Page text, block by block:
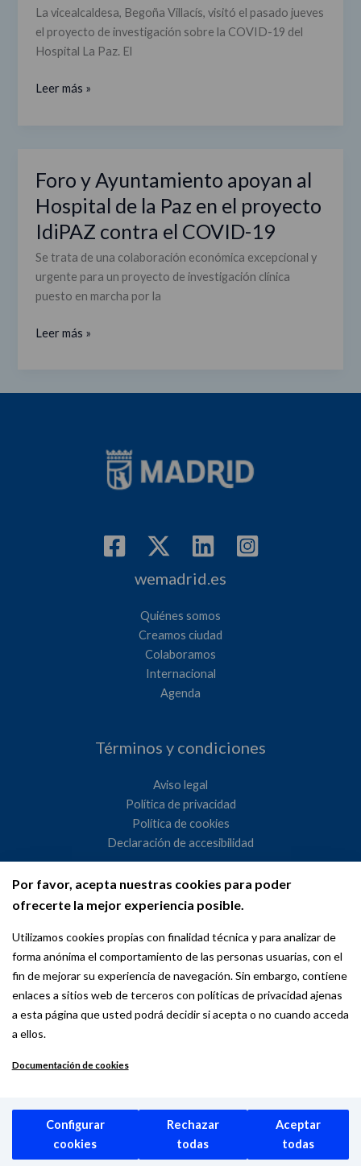
Por favor, acepta nuestras cookies para poder
ofrecerte la mejor experiencia posible.
Utilizamos cookies propias con finalidad técnica y para analizar de
forma anónima el comportamiento de las personas usuarias, con el
fin de mejorar su experiencia de navegación. Sin embargo, contiene
enlaces a sitios web de terceros con políticas de privacidad ajenas
a esta página que usted podrá decidir si acepta o no cuando acceda
a ellos.
Documentación de cookies
Configurar
cookies
Rechazar
todas
Aceptar
todas
La vicealcaldesa, Begoña Villacís, visitó el pasado jueves
el proyecto de investigación sobre la COVID-19 del
Hospital La Paz. El
tiempo
récord
una
sobre
Hospital
La
Leer más »
Foro y Ayuntamiento apoyan al
Hospital de la Paz en el proyecto
IdiPAZ contra el COVID-19
Se trata de una colaboración económica excepcional y
urgente para un proyecto de investigación clínica
puesto en marcha por la
Foro
Ayuntamiento
apoyan
al
Hospital
de
Paz
Leer más »
wemadrid.es
Quiénes somos
Creamos ciudad
Colaboramos
Internacional
Agenda
Términos y condiciones
Aviso legal
Política de privacidad
Política de cookies
Declaración de accesibilidad
Ayuntamiento de Madrid
WeMadrid es un sitio web del Ayuntamiento de Madrid
dedicado a las relaciones institucionales y la actividad
internacional del Alcalde. ​
Madrid